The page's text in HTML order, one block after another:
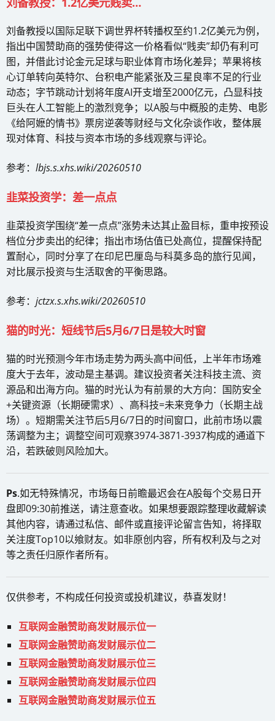
刘备教授以国际足联下调世界杯转播权至约1.2亿美元为例，
指出中国赞助商的强势使得这一价格看似“贱卖”却仍有利可
图，并借此讨论金元足球与职业体育市场化差异；苹果将核
心订单转向英特尔、台积电产能紧张及三星良率不足的行业
动态；字节跳动计划将年度AI开支增至2000亿元，凸显科技
巨头在人工智能上的激烈竞争；以A股与中概股的走势、电影
《给阿嬷的情书》票房逆袭等财经与文化杂谈作收，整体展
现对体育、科技与资本市场的多线观察与评论。
参考： lbjs.s.xhs.wiki/20260510
韭菜投资学：差一点点
韭菜投资学围绕“差一点点”涨势未达其止盈目标，重申按预设
档位分步卖出的纪律；指出市场估值已处高位，提醒保持配
置耐心，同时分享了在印尼巴厘岛与科莫多岛的旅行见闻，
对比展示投资与生活取舍的平衡思路。
参考： jctzx.s.xhs.wiki/20260510
猫的时光：短线节后5月6/7日是较大时窗
猫的时光预测今年市场走势为两头高中间低，上半年市场难
度大于去年，波动是主基调。建议投资者关注科技主流、资
源品和出海方向。猫的时光认为有前景的大方向：国防安全
+关键资源（长期硬需求）、高科技=未来竞争力（长期主战
场）。短期需关注节后5月6/7日的时间窗口，此前市场以震
荡调整为主；调整空间可观察3974-3871-3937构成的通道下
沿，若跌破则风险加大。
Ps.如无特殊情况，市场每日前瞻最迟会在A股每个交易日开
盘即09:30前推送，请注意查收。如果想要跟踪整理收藏解读
其他内容，请通过私信、邮件或直接评论留言告知，将择取
关注度Top10以飨财友。如非原创内容，所有权利及与之对
等之责任归原作者所有。
仅供参考，不构成任何投资或投机建议，恭喜发财！
互联网金融赞助商发财展示位一
互联网金融赞助商发财展示位二
互联网金融赞助商发财展示位三
互联网金融赞助商发财展示位四
互联网金融赞助商发财展示位五